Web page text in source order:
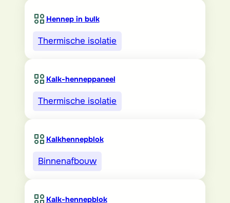
Hennep in bulk
Thermische isolatie
Kalk-henneppaneel
Thermische isolatie
Kalkhennepblok
Binnenafbouw
Kalk-hennepblok